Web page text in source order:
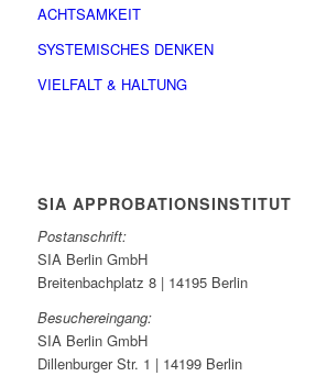
ACHTSAMKEIT
SYSTEMISCHES DENKEN
VIELFALT & HALTUNG
SIA APPROBATIONSINSTITUT
Postanschrift:
SIA Berlin GmbH
Breitenbachplatz 8 | 14195 Berlin
Besuchereingang:
SIA Berlin GmbH
Dillenburger Str. 1 | 14199 Berlin